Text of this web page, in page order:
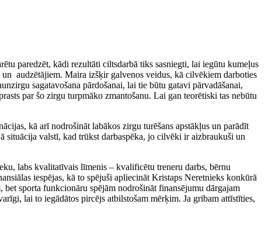
paredzēt, kādi rezultāti ciltsdarbā tiks sasniegti, lai iegūtu kumeļus
audzētājiem. Maira izšķir galvenos veidus, kā cilvēkiem darboties
sagatavošana pārdošanai, lai tie būtu gatavi pārvadāšanai,
par šo zirgu turpmāko zmantošanu. Lai gan teorētiski tas nebūtu
kā arī nodrošināt labākos zirgu turēšans apstākļus un parādīt
situācija valstī, kad trūkst darbaspēka, jo cilvēki ir aizbraukuši un
labs kvalitatīvais līmenis – kvalificētu treneru darbs, bērnu
iespējas, kā to spējuši apliecināt Kristaps Neretnieks konkūrā
sporta funkcionāru spējām nodrošināt finansējumu dārgajam
lai to iegādātos pircējs atbilstošam mērķim. Ja gribam attīstīties,